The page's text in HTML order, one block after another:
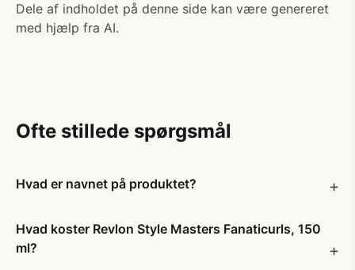
Dele af indholdet på denne side kan være genereret
med hjælp fra AI.
Ofte stillede spørgsmål
Hvad er navnet på produktet?
Hvad koster Revlon Style Masters Fanaticurls, 150
ml?